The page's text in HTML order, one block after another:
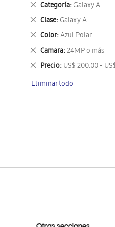
Categoría Galaxy A
Eliminar
este
artículo
Clase Galaxy A
Eliminar
este
artículo
Color Azul Polar
Eliminar
este
artículo
Camara 24MP o más
Eliminar
este
artículo
Precio US$ 200.00 -
Eliminar
artículo
Eliminar todo